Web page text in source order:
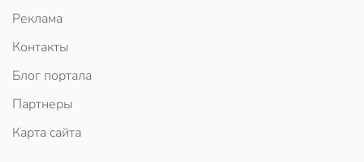
Реклама
Контакты
Блог портала
Партнеры
Карта сайта